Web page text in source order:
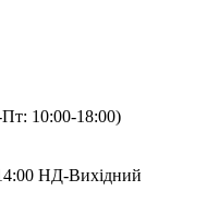
Пт: 10:00-18:00)
НД-Вихідний